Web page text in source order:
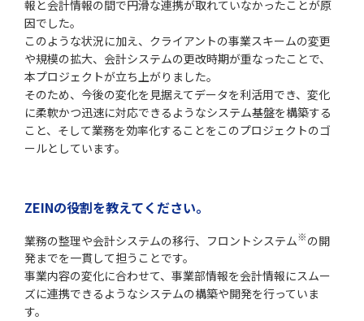
報と会計情報の間で円滑な連携が取れていなかったことが原
因でした。
このような状況に加え、クライアントの事業スキームの変更
や規模の拡大、会計システムの更改時期が重なったことで、
本プロジェクトが立ち上がりました。
そのため、今後の変化を見据えてデータを利活用でき、変化
に柔軟かつ迅速に対応できるようなシステム基盤を構築する
こと、そして業務を効率化することをこのプロジェクトのゴ
ールとしています。
ZEINの役割を教えてください。
業務の整理や会計システムの移行、フロントシステム※の開
発までを一貫して担うことです。
事業内容の変化に合わせて、事業部情報を会計情報にスムー
ズに連携できるようなシステムの構築や開発を行っていま
す。